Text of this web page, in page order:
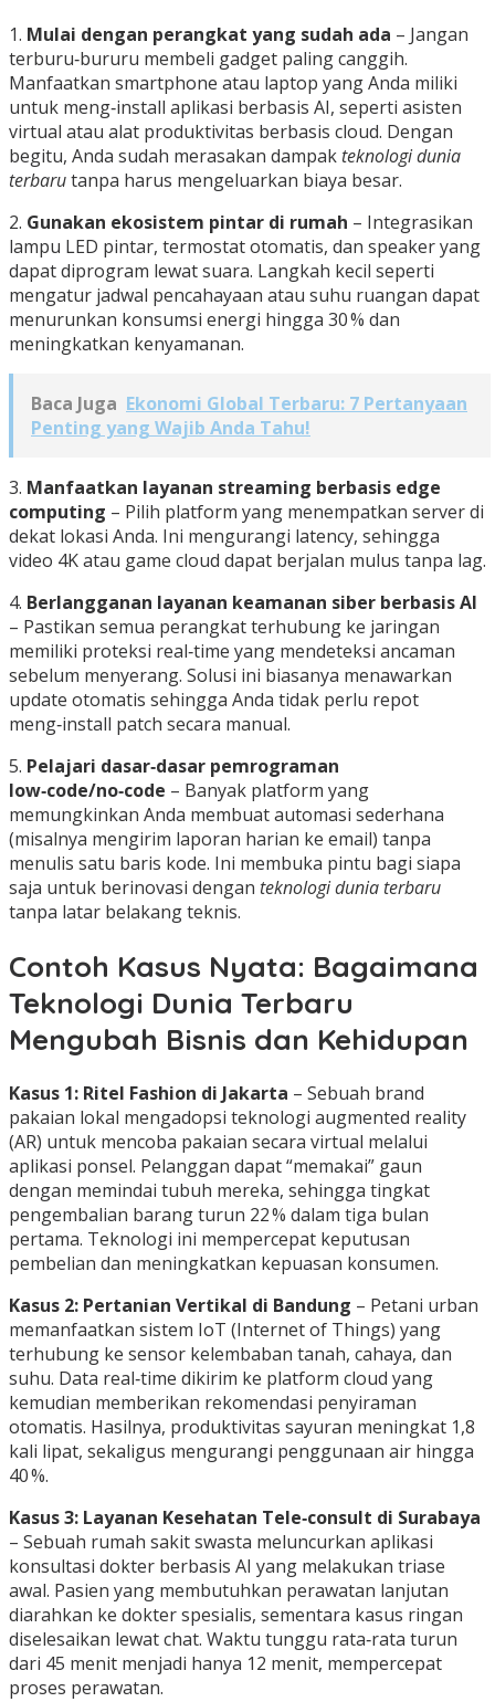
1. Mulai dengan perangkat yang sudah ada – Jangan
terburu‑bururu membeli gadget paling canggih.
Manfaatkan smartphone atau laptop yang Anda miliki
untuk meng‑install aplikasi berbasis AI, seperti asisten
virtual atau alat produktivitas berbasis cloud. Dengan
begitu, Anda sudah merasakan dampak teknologi dunia
terbarutanpa harus mengeluarkan biaya besar.
2. Gunakan ekosistem pintar di rumah – Integrasikan
lampu LED pintar, termostat otomatis, dan speaker yang
dapat diprogram lewat suara. Langkah kecil seperti
mengatur jadwal pencahayaan atau suhu ruangan dapat
menurunkan konsumsi energi hingga 30 % dan
meningkatkan kenyamanan.
Baca Juga Ekonomi Global Terbaru: 7 Pertanyaan
Penting yang Wajib Anda Tahu!
3. Manfaatkan layanan streaming berbasis edge
computing – Pilih platform yang menempatkan server di
dekat lokasi Anda. Ini mengurangi latency, sehingga
video 4K atau game cloud dapat berjalan mulus tanpa lag.
4. Berlangganan layanan keamanan siber berbasis AI
– Pastikan semua perangkat terhubung ke jaringan
memiliki proteksi real‑time yang mendeteksi ancaman
sebelum menyerang. Solusi ini biasanya menawarkan
update otomatis sehingga Anda tidak perlu repot
meng‑install patch secara manual.
5. Pelajari dasar‑dasar pemrograman
low‑code/no‑code – Banyak platform yang
memungkinkan Anda membuat automasi sederhana
(misalnya mengirim laporan harian ke email) tanpa
menulis satu baris kode. Ini membuka pintu bagi siapa
saja untuk berinovasi dengan teknologi dunia terbaru
tanpa latar belakang teknis.
Contoh Kasus Nyata: Bagaimana
Teknologi Dunia Terbaru
Mengubah Bisnis dan Kehidupan
Kasus 1: Ritel Fashion di Jakarta – Sebuah brand
pakaian lokal mengadopsi teknologi augmented reality
(AR) untuk mencoba pakaian secara virtual melalui
aplikasi ponsel. Pelanggan dapat “memakai” gaun
dengan memindai tubuh mereka, sehingga tingkat
pengembalian barang turun 22 % dalam tiga bulan
pertama. Teknologi ini mempercepat keputusan
pembelian dan meningkatkan kepuasan konsumen.
Kasus 2: Pertanian Vertikal di Bandung – Petani urban
memanfaatkan sistem IoT (Internet of Things) yang
terhubung ke sensor kelembaban tanah, cahaya, dan
suhu. Data real‑time dikirim ke platform cloud yang
kemudian memberikan rekomendasi penyiraman
otomatis. Hasilnya, produktivitas sayuran meningkat 1,8
kali lipat, sekaligus mengurangi penggunaan air hingga
40 %.
Kasus 3: Layanan Kesehatan Tele‑consult di Surabaya
– Sebuah rumah sakit swasta meluncurkan aplikasi
konsultasi dokter berbasis AI yang melakukan triase
awal. Pasien yang membutuhkan perawatan lanjutan
diarahkan ke dokter spesialis, sementara kasus ringan
diselesaikan lewat chat. Waktu tunggu rata‑rata turun
dari 45 menit menjadi hanya 12 menit, mempercepat
proses perawatan.